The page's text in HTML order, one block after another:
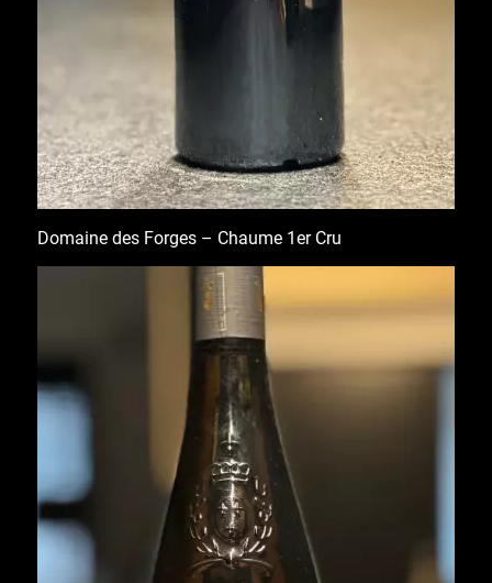
Domaine des Forges – Chaume 1er Cru